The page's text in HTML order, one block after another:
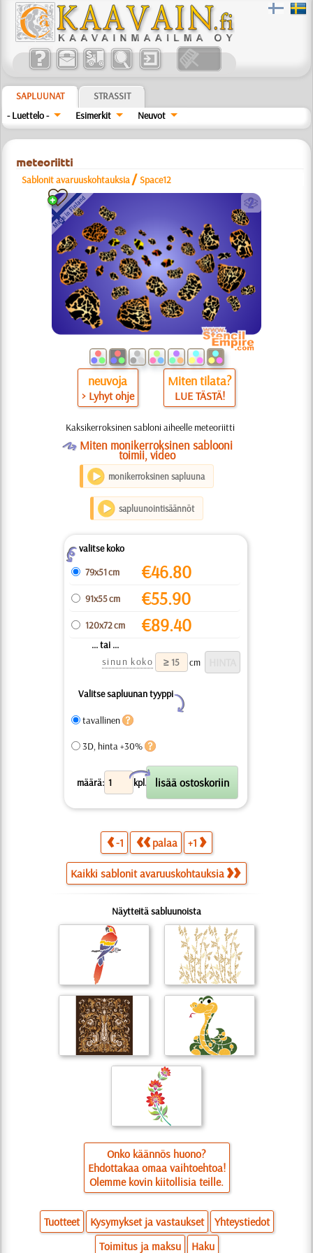
SAPLUUNAT
STRASSIT
- Luettelo -
Esimerkit Neuvot
meteoriitti
Sablonit avaruuskohtauksia /Space12
b
neuvoja
> Lyhyt ohje
Miten tilata?
LUE TÄSTÄ!
Kaksikerroksinen sabloni aiheelle meteoriitti
OMiten monikerroksinen sablooni
toimii, video
monikerroksinen sapluuna
sapluunointisäännöt
Zvalitse koko
79x51 cm
€46.80
91x55 cm €55.90
120x72 cm €89.40
... tai ...
sinun koko
cm
Valitse sapluunan tyyppi
Y
tavallinen
3D, hinta +30%
määrä: kpl.
X
-1 palaa +1
Kaikki sablonit avaruuskohtauksia
Näytteitä sabluunoista
Onko käännös huono?
Ehdottakaa omaa vaihtoehtoa!
Olemme kovin kiitollisia teille.
Tuotteet Kysymykset ja vastaukset
Yhteystiedot
Toimitus ja maksu
Haku